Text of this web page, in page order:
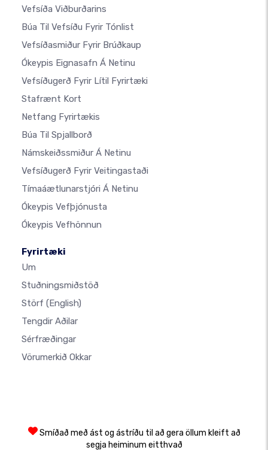
Vefsíða Viðburðarins
Búa Til Vefsíðu Fyrir Tónlist
Vefsíðasmiður Fyrir Brúðkaup
Ókeypis Eignasafn Á Netinu
Vefsíðugerð Fyrir Lítil Fyrirtæki
Stafrænt Kort
Netfang Fyrirtækis
Búa Til Spjallborð
Námskeiðssmiður Á Netinu
Vefsíðugerð Fyrir Veitingastaði
Tímaáætlunarstjóri Á Netinu
Ókeypis Vefþjónusta
Ókeypis Vefhönnun
Fyrirtæki
Um
Stuðningsmiðstöð
Störf (English)
Tengdir Aðilar
Sérfræðingar
Vörumerkið Okkar
Smíðað með ást og ástríðu til að gera öllum kleift að
segja heiminum eitthvað